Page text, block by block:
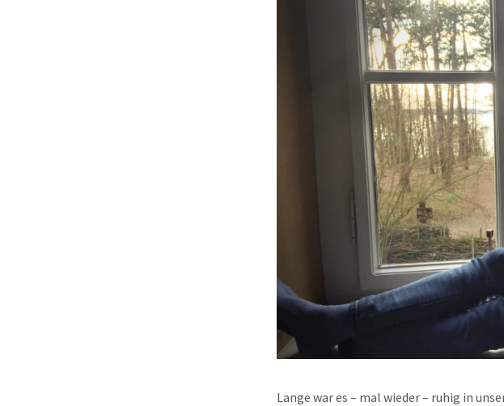
Lange war es – mal wieder – ruhig in